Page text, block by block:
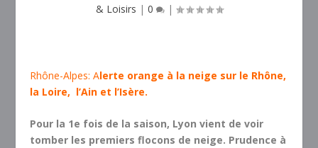
& Loisirs | 0 |
Rhône-Alpes: Alerte orange à la neige sur le Rhône,
la Loire, l’Ain et l’Isère.
Pour la 1e fois de la saison, Lyon vient de voir
tomber les premiers flocons de neige. Prudence à